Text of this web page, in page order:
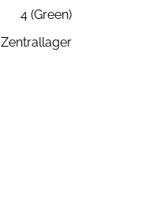
4 (Green)
Zentrallager